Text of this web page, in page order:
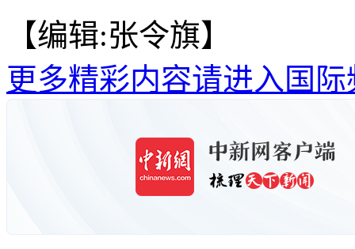
【编辑:张令旗】
更多精彩内容请进入国际